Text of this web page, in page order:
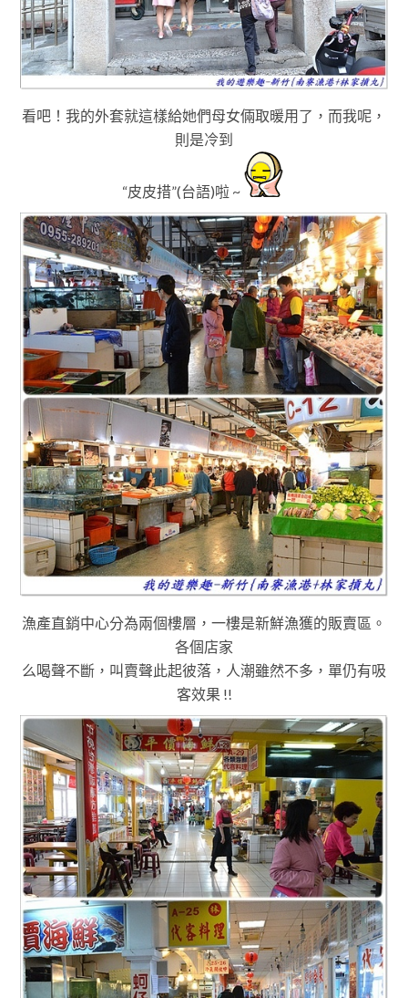
看吧！我的外套就這樣給她們母女倆取暖用了 ，而我呢 ，
則是冷到
“皮皮措”(台語)啦 ~
漁產直銷中心分為兩個樓層 ，一樓是新鮮漁獲的販賣區 。
各個店家
么喝聲不斷 ， 叫賣聲此起彼落 ，人潮雖然不多 ，單仍有吸
客效果 !!